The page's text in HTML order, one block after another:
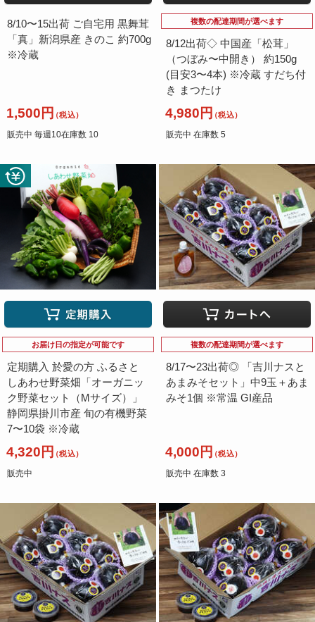
8/10〜15出荷 ご自宅用 黒舞茸
「真」新潟県産 きのこ 約700g
※冷蔵
1,500円（税込）
販売中 毎週10在庫数 10
複数の配達期間が選べます
8/12出荷◇ 中国産「松茸」
（つぼみ〜中開き） 約150g
(目安3〜4本) ※冷蔵 すだち付
き まつたけ
4,980円（税込）
販売中 在庫数 5
お届け日の指定が可能です
定期購入 於愛の方 ふるさと
しあわせ野菜畑「オーガニッ
ク野菜セット（Mサイズ）」
静岡県掛川市産 旬の有機野菜
7〜10袋 ※冷蔵
4,320円（税込）
販売中
複数の配達期間が選べます
8/17〜23出荷◎ 「吉川ナスと
あまみそセット」中9玉＋あま
みそ1個 ※常温 GI産品
4,000円（税込）
販売中 在庫数 3